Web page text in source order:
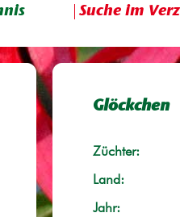
Suche im
Glöckchen
Züchter:
Land:
Jahr: